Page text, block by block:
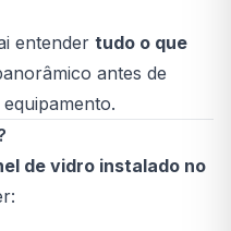
entender tudo o que
antes de
de vidro instalado no